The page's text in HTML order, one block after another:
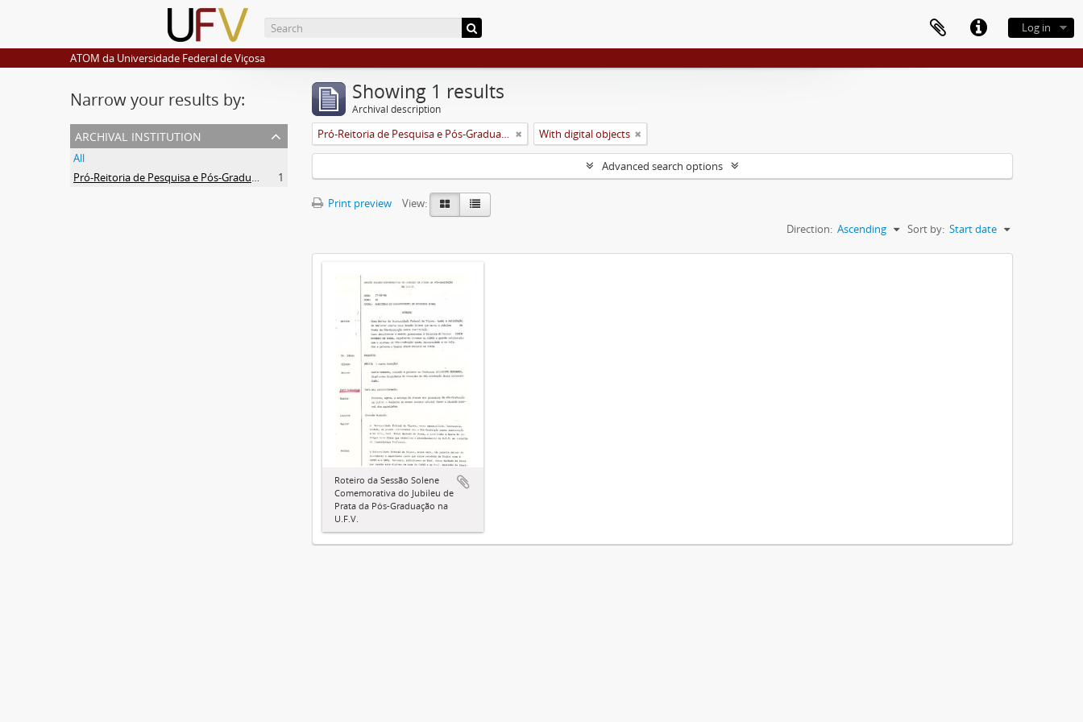
Log in
ATOM da Universidade Federal de Viçosa
Narrow your results by:
archival institution
All
Pró-Reitoria de Pesquisa e Pós-Graduação
1
Showing 1 results
Archival description
Pró-Reitoria de Pesquisa e Pós-Graduação With digital objects
Advanced search options
Print preview
View:
Sort by: Start date
Direction: Ascending
Roteiro da Sessão Solene
Comemorativa do Jubileu de
Prata da Pós-Graduação na
U.F.V.